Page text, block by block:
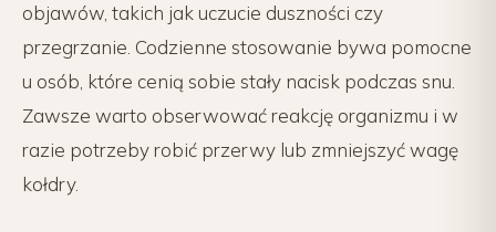
objawów, takich jak uczucie duszności czy
przegrzanie. Codzienne stosowanie bywa pomocne
u osób, które cenią sobie stały nacisk podczas snu.
Zawsze warto obserwować reakcję organizmu i w
razie potrzeby robić przerwy lub zmniejszyć wagę
kołdry.